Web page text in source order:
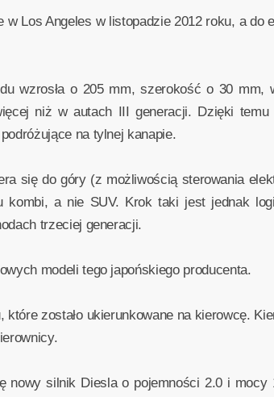
w Los Angeles w listopadzie 2012 roku, a do
wzrosła o 205 mm, szerokość o 30
niż w autach III generacji. Dzięki temu
na tylnej kanapie.
się do góry (z możliwością sterowania
kombi, a nie SUV. Krok taki jest jednak
trzeciej generacji.
modeli tego japońskiego producenta.
które zostało ukierunkowane na kierowcę.
nowy silnik Diesla o pojemności 2.0 i